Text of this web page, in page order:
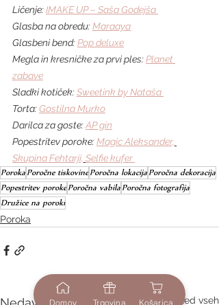
Ličenje: IMAKE UP – Saša Godejša
Glasba na obredu: Maraaya
Glasbeni bend: Pop deluxe
Megla in kresničke za prvi ples: Planet
zabave
Sladki kotiček: Sweetink by Nataša
Torta: Gostilna Murko
Darilca za goste: AP gin
Popestritev poroke: Magic Aleksander,
Skupina Fehtarji, Selfie kufer
Poroka Poročne tiskovine Poročna lokacija Poročna dekoracija
Popestritev poroke Poročna vabila Poročna fotografija
Družice na poroki
Poroka
Ogled vseh
Domov Trgovina Košarica